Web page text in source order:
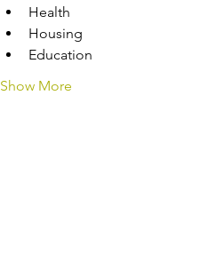
Health
Housing
Education
Show More